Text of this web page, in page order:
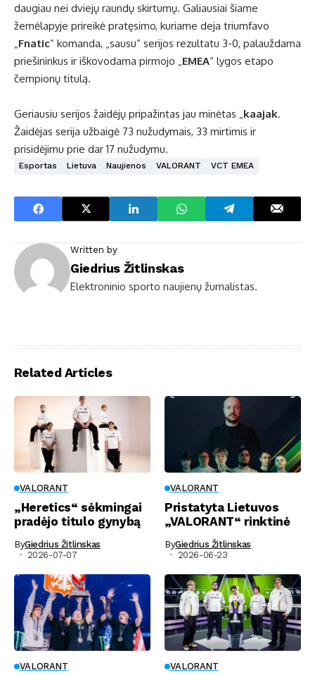
daugiau nei dviejų raundų skirtumų. Galiausiai šiame
žemėlapyje prireikė pratęsimo, kuriame deja triumfavo
Fnatic“ komanda, „sausu“ serijos rezultatu 3-0, palauždama
priešininkus ir iškovodama pirmojo „ EMEA“ lygos etapo
čempionų titulą.
Geriausiu serijos žaidėjų pripažintas jau minėtas „ kaajak.
Žaidėjas serija užbaigė 73 nužudymais, 33 mirtimis ir
prisidėjimu prie dar 17 nužudymu.
Esportas Lietuva Naujienos VALORANT VCT EMEA
Written by
Giedrius Žitlinskas
Elektroninio sporto naujienų žurnalistas.
Related Articles
VALORANT
„Heretics“ sėkmingai
pradėjo titulo gynybą
ByGiedrius Žitlinskas
2026-07-07
VALORANT
Pristatyta Lietuvos
„VALORANT“ rinktinė
ByGiedrius Žitlinskas
2026-06-23
VALORANT VALORANT